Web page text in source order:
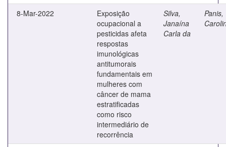
8-Mar-2022
Exposição
ocupacional a
pesticidas afeta
respostas
imunológicas
antitumorais
fundamentais em
mulheres com
câncer de mama
estratificadas
como risco
intermediário de
recorrência
Silva,
Janaína
Carla da
Panis,